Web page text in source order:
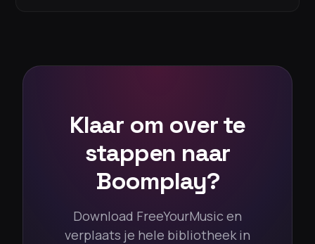
Klaar om over te
stappen naar
Boomplay?
Download FreeYourMusic en
verplaats je hele bibliotheek in